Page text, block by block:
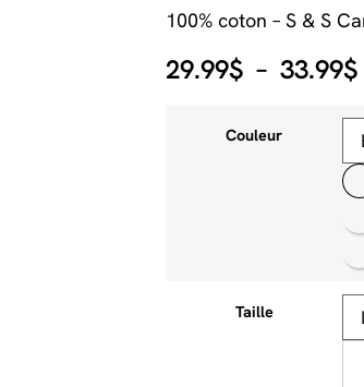
100% coton – S & S
29.99$ – 33.99$
Couleur
Taille